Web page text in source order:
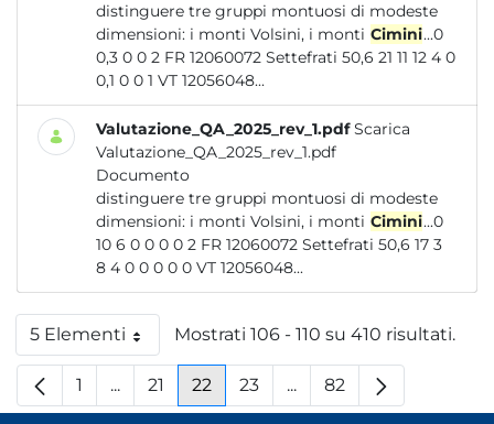
distinguere tre gruppi montuosi di modeste
dimensioni: i monti Volsini, i monti Cimini...0
0,3 0 0 2 FR 12060072 Settefrati 50,6 21 11 12 4 0
0,1 0 0 1 VT 12056048...
Valutazione_QA_2025_rev_1.pdf Scarica
Valutazione_QA_2025_rev_1.pdf
Documento
distinguere tre gruppi montuosi di modeste
dimensioni: i monti Volsini, i monti Cimini...0
10 6 0 0 0 0 2 FR 12060072 Settefrati 50,6 17 3
8 4 0 0 0 0 0 VT 12056048...
5 ElementiPer paginaMostrati 106 - 110 su 410 risultati.
Pagina
1 ...Pagine intermedie
Pagina
21 Pagina
22 Pagina
23 ...Pagine intermedie
Pagina
82